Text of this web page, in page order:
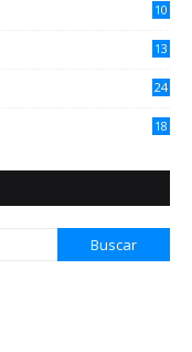
10
13
24
18